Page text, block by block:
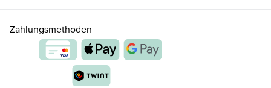
Zahlungsmethoden